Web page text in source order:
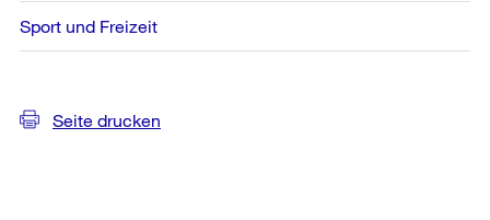
Sport und Freizeit
Seite drucken